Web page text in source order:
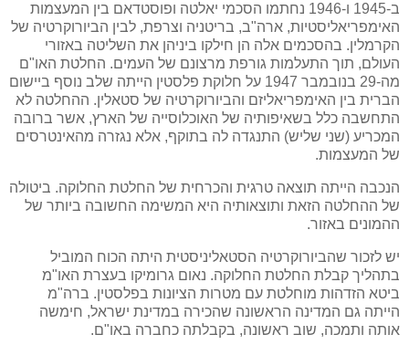
ב-1945 ו-1946 נחתמו הסכמי יאלטה ופוסטדאם בין המעצמות
האימפריאליסטיות, ארה"ב, בריטניה וצרפת, לבין הביורוקרטיה של
הקרמלין. בהסכמים אלה הן חילקו ביניהן את השליטה באזורי
העולם, תוך התעלמות גורפת מרצונם של העמים. החלטת האו"ם
מה-29 בנובמבר 1947 על חלוקת פלסטין הייתה שלב נוסף ביישום
הברית בין האימפריאליזם והביורוקרטיה של סטאלין. ההחלטה לא
התחשבה כלל בשאיפותיה של האוכלוסייה של הארץ, אשר ברובה
המכריע (שני שליש) התנגדה לה בתוקף, אלא נגזרה מהאינטרסים
של המעצמות.
הנכבה הייתה תוצאה טרגית והכרחית של החלטת החלוקה. ביטולה
של ההחלטה הזאת ותוצאותיה היא המשימה החשובה ביותר של
ההמונים באזור.
יש לזכור שהביורוקרטיה הסטאליניסטית היתה הכוח המוביל
בתהליך קבלת החלטת החלוקה. נאום גרומיקו בעצרת האו"מ
ביטא הזדהות מוחלטת עם מטרות הציונות בפלסטין. ברה"מ
הייתה גם המדינה הראשונה שהכירה במדינת ישראל, חימשה
אותה ותמכה, שוב ראשונה, בקבלתה כחברה באו"ם.